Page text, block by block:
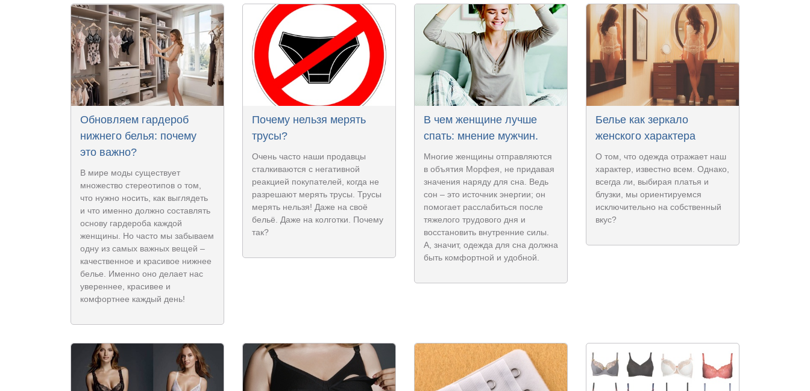
Обновляем гардероб
нижнего белья: почему
это важно?
В мире моды существует
множество стереотипов о том,
что нужно носить, как выглядеть
и что именно должно составлять
основу гардероба каждой
женщины. Но часто мы забываем
одну из самых важных вещей –
качественное и красивое нижнее
белье. Именно оно делает нас
увереннее, красивее и
комфортнее каждый день!
Почему нельзя мерять
трусы?
Очень часто наши продавцы
сталкиваются с негативной
реакцией покупателей, когда не
разрешают мерять трусы. Трусы
мерять нельзя! Даже на своё
бельё. Даже на колготки. Почему
так?
В чем женщине лучше
спать: мнение мужчин.
Многие женщины отправляются
в объятия Морфея, не придавая
значения наряду для сна. Ведь
сон – это источник энергии; он
помогает расслабиться после
тяжелого трудового дня и
восстановить внутренние силы.
А, значит, одежда для сна должна
быть комфортной и удобной.
Белье как зеркало
женского характера
О том, что одежда отражает наш
характер, известно всем. Однако,
всегда ли, выбирая платья и
блузки, мы ориентируемся
исключительно на собственный
вкус?